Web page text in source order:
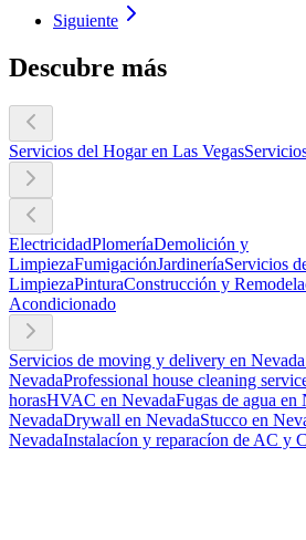
Siguiente
Descubre más
Servicios del Hogar en Las Vegas
ElectricidadPlomeríaDemolición y
LimpiezaFumigaciónJardineríaServicios
LimpiezaPinturaConstrucción y
Acondicionado
Servicios de moving y delivery en Nevada
NevadaProfessional house cleaning
horasHVAC en NevadaFugas de agua en
NevadaDrywall en NevadaStucco en
NevadaInstalacíon y reparacíon de AC y